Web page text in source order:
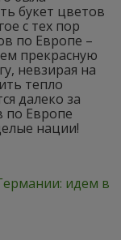
букет цветов
с тех пор
по Европе –
прекрасную
невзирая на
тепло
далеко за
по Европе
нации!
идем в